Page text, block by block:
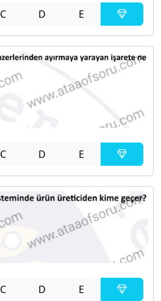
C D E
C D E
C D E